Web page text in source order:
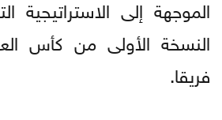
الموجهة إلى الاستراتيجية
فريقا.